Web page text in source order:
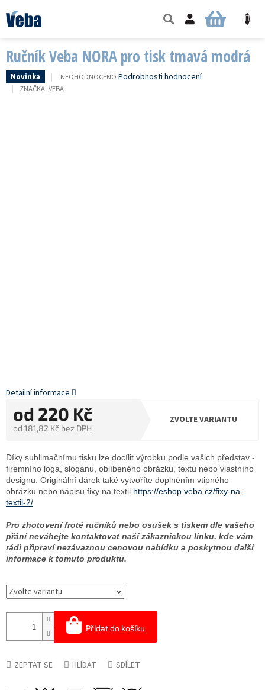
na
obsah
NÁKUPNÍ
Ručník Veba NORA pro tisk tmavá modrá
Novinka
PRŮMĚRNÉ
HODNOCENÍ
NEOHODNOCENO Podrobnosti hodnocení
ZNAČKA: VEBA
od 220 Kč
od 181,82 Kč bez DPH
ZVOLTE VARIANTU
Přidat do košíku
Díky sublimačnímu tisku lze docílit výrobku podle vašich představ -
firemního loga, sloganu, oblíbeného obrázku, textu nebo vlastního
designu. Originální dárek také vytvoříte doplněním vtipného
obrázku nebo nápisu fixy na textil https://eshop.veba.cz/fixy-na-
textil-2/
Pro zhotovení froté ručníků nebo osušek s tiskem dle vašeho
přání neváhejte kontaktovat naší zákaznickou linku, kde vám
rádi připraví nezávaznou cenovou nabídku a poskytnou další
informace k tomuto produktu.
Detailní informace
ZEPTAT SE HLÍDAT SDÍLET